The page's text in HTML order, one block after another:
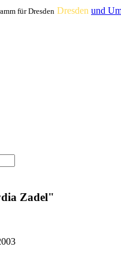
für Dresden Dresden und
Zadel"